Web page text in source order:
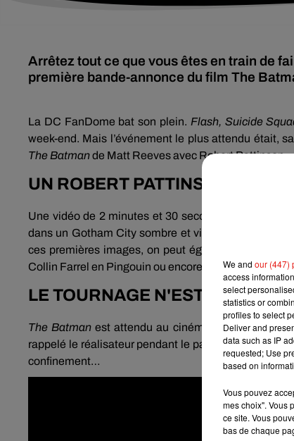
Arrêtez tout ce que vous êtes en train de
première bande-annonce du film The
La DC FanDome bat son plein. Flash, Suicide
week-end. Mais l’événement le plus attendu était,
The Batmande Matt Reeves avec Robert Pattinson.
UN ROBERT PATTINSON
Une vidéo de 2 minutes et 30 secondes (ci-
dans un Gotham City sombre et violent. Le
ces premières images, on peut également
Collin Farrel en Pingouin ou encore John Turturro
LE TOURNAGE N'EST
The Batman est attendu au cinéma en octobre
rappelé le réalisateur pendant le panel DC
confinement…
We and our (447)
access
select
statistics or
profiles to select
Deliver and
data such as IP
requested; Use
based on
Vous pouvez
mes choix". Vous
ce site. Vous
bas de chaque